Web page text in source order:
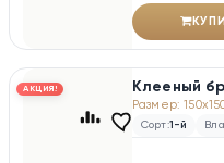
АКЦИЯ! Клееный
Размер:
Сорт:1-й